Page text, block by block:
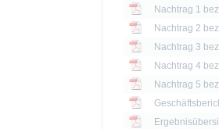
Nachtrag 1
Nachtrag 2
Nachtrag 3
Nachtrag 4
Nachtrag 5